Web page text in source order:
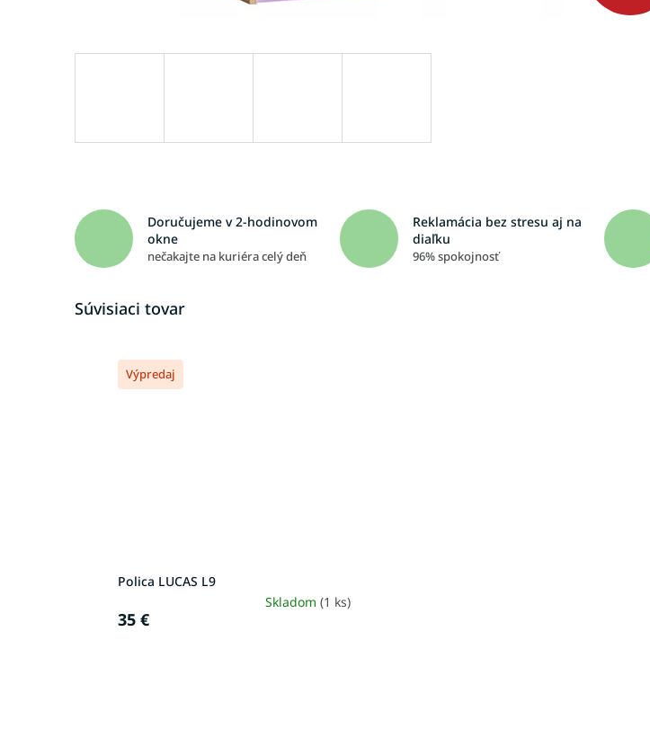
Doručujeme v 2-hodinovom
okne
nečakajte na kuriéra celý deň
Reklamácia bez stresu aj na
diaľku
96% spokojnosť
Súvisiaci tovar
Výpredaj
Polica LUCAS L9
Skladom (1 ks)
35 €